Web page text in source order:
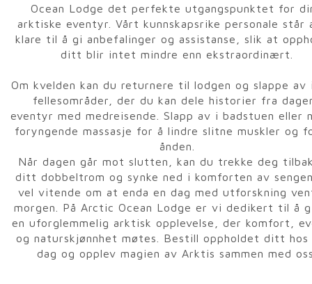
Ocean Lodge det perfekte utgangspunktet for
arktiske eventyr. Vårt kunnskapsrike personale står
klare til å gi anbefalinger og assistanse, slik at
ditt blir intet mindre enn ekstraordinært.
Om kvelden kan du returnere til lodgen og slappe av
fellesområder, der du kan dele historier fra
eventyr med medreisende. Slapp av i badstuen eller
foryngende massasje for å lindre slitne muskler og
ånden.
Når dagen går mot slutten, kan du trekke deg
ditt dobbeltrom og synke ned i komforten av
vel vitende om at enda en dag med utforskning
morgen. På Arctic Ocean Lodge er vi dedikert til å
en uforglemmelig arktisk opplevelse, der komfort,
og naturskjønnhet møtes. Bestill oppholdet ditt hos
dag og opplev magien av Arktis sammen med